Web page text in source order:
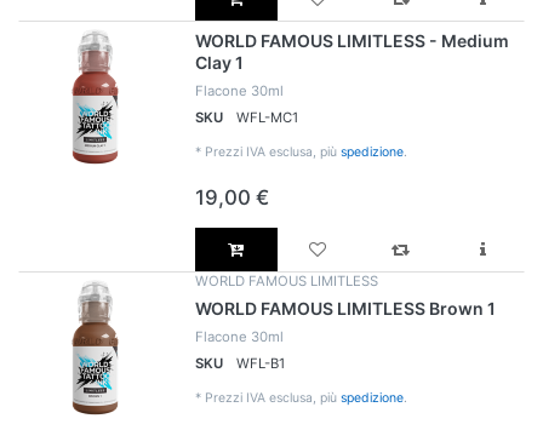
WORLD FAMOUS LIMITLESS - Medium
Clay 1
Flacone 30ml
SKU
WFL-MC1
* Prezzi IVA esclusa, più spedizione.
19,00 €
WORLD FAMOUS LIMITLESS
WORLD FAMOUS LIMITLESS Brown 1
Flacone 30ml
SKU
WFL-B1
* Prezzi IVA esclusa, più spedizione.